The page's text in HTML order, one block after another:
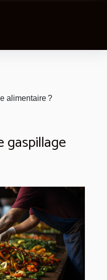
alimentaire ?
gaspillage